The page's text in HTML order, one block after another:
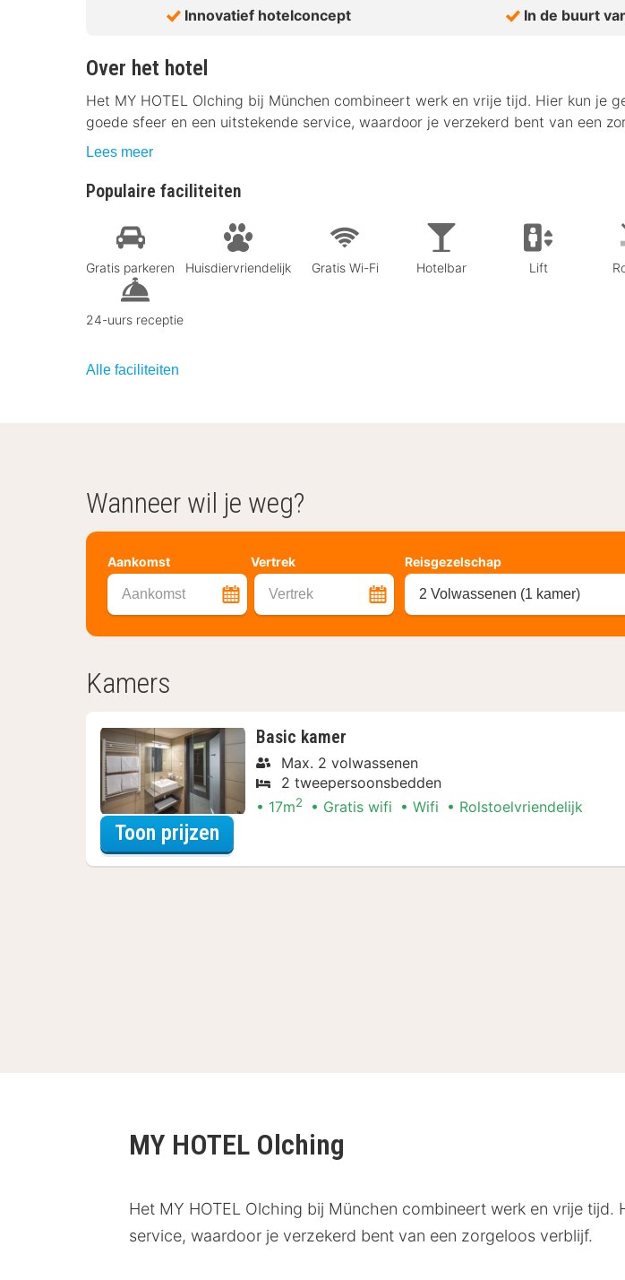
Innovatief hotelconcept In de buurt
Over het hotel
Het MY HOTEL Olching bij München combineert werk en vrije tijd. Hier kun je
goede sfeer en een uitstekende service, waardoor je verzekerd bent van een
Lees meer
Populaire faciliteiten
Gratis parkeren Huisdiervriendelijk Gratis Wi-Fi Hotelbar Lift
24-uurs receptie
Alle faciliteiten
Wanneer wil je weg?
Aankomst Vertrek
Aankomst Vertrek
Reisgezelschap
2 Volwassenen (1 kamer)
Kamers
Basic kamer
Max. 2 volwassenen
2 tweepersoonsbedden
17m2 Gratis wifi Wifi Rolstoelvriendelijk
Toon prijzen
MY HOTEL Olching
Het MY HOTEL Olching bij München combineert werk en vrije
service, waardoor je verzekerd bent van een zorgeloos verblijf.